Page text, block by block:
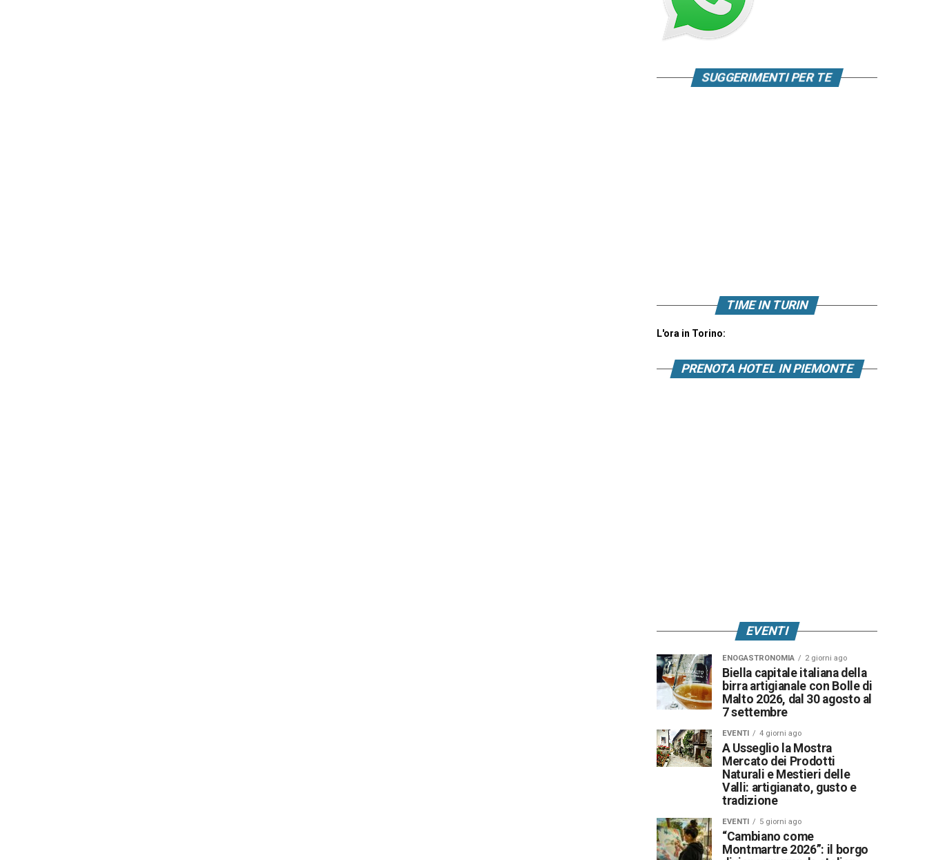
SUGGERIMENTI PER TE
TIME IN TURIN
L'ora in Torino:
PRENOTA HOTEL IN PIEMONTE
EVENTI
ENOGASTRONOMIA 2 giorni ago
Biella capitale italiana della
birra artigianale con Bolle di
Malto 2026, dal 30 agosto al
7 settembre
EVENTI 4 giorni ago
A Usseglio la Mostra
Mercato dei Prodotti
Naturali e Mestieri delle
Valli: artigianato, gusto e
tradizione
EVENTI 5 giorni ago
“Cambiano come
Montmartre 2026”: il borgo